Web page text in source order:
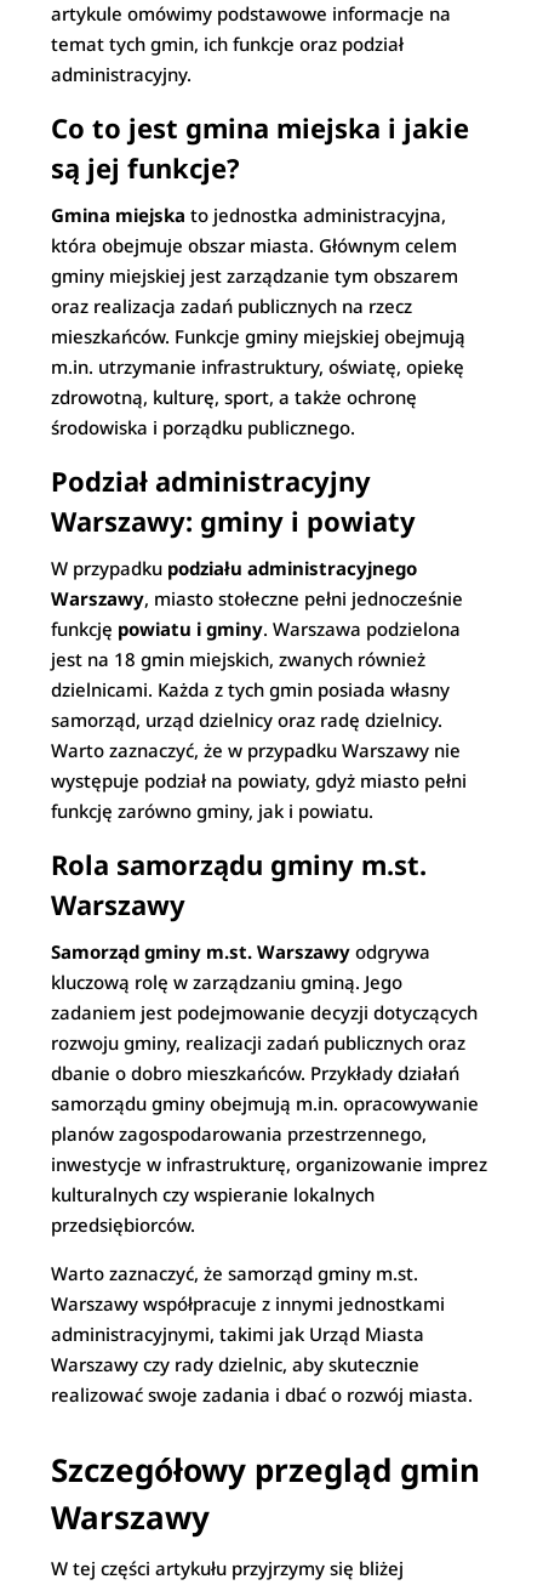
artykule omówimy podstawowe informacje na
temat tych gmin, ich funkcje oraz podział
administracyjny.
Co to jest gmina miejska i jakie
są jej funkcje?
Gmina miejska to jednostka administracyjna,
która obejmuje obszar miasta. Głównym celem
gminy miejskiej jest zarządzanie tym obszarem
oraz realizacja zadań publicznych na rzecz
mieszkańców. Funkcje gminy miejskiej obejmują
m.in. utrzymanie infrastruktury, oświatę, opiekę
zdrowotną, kulturę, sport, a także ochronę
środowiska i porządku publicznego.
Podział administracyjny
Warszawy: gminy i powiaty
W przypadku podziału administracyjnego
Warszawy, miasto stołeczne pełni jednocześnie
funkcję powiatu i gminy. Warszawa podzielona
jest na 18 gmin miejskich, zwanych również
dzielnicami. Każda z tych gmin posiada własny
samorząd, urząd dzielnicy oraz radę dzielnicy.
Warto zaznaczyć, że w przypadku Warszawy nie
występuje podział na powiaty, gdyż miasto pełni
funkcję zarówno gminy, jak i powiatu.
Rola samorządu gminy m.st.
Warszawy
Samorząd gminy m.st. Warszawy odgrywa
kluczową rolę w zarządzaniu gminą. Jego
zadaniem jest podejmowanie decyzji dotyczących
rozwoju gminy, realizacji zadań publicznych oraz
dbanie o dobro mieszkańców. Przykłady działań
samorządu gminy obejmują m.in. opracowywanie
planów zagospodarowania przestrzennego,
inwestycje w infrastrukturę, organizowanie imprez
kulturalnych czy wspieranie lokalnych
przedsiębiorców.
Warto zaznaczyć, że samorząd gminy m.st.
Warszawy współpracuje z innymi jednostkami
administracyjnymi, takimi jak Urząd Miasta
Warszawy czy rady dzielnic, aby skutecznie
realizować swoje zadania i dbać o rozwój miasta.
Szczegółowy przegląd gmin
Warszawy
W tej części artykułu przyjrzymy się bliżej